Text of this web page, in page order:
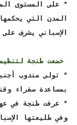
* على المستوى
المدن التي
الإسباني يشرف
خضعت طنجة
* تولى مندوب
بمساعدة سفراء
* عرفت طنجة في
وفي طليعتها